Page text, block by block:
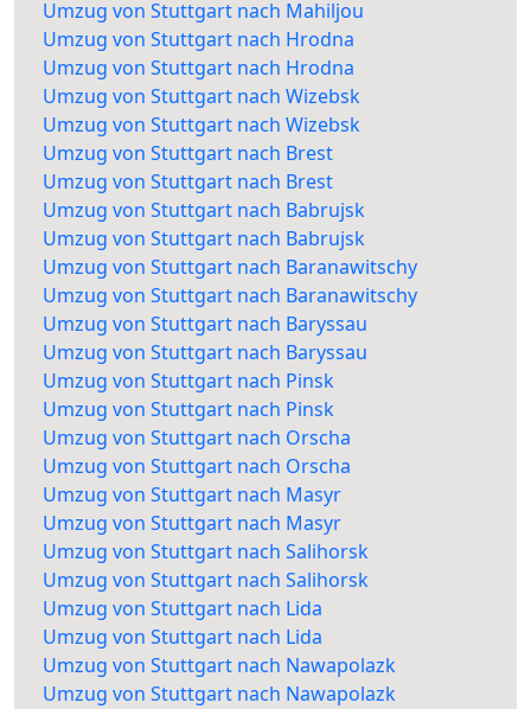
Umzug von Stuttgart nach Mahiljou
Umzug von Stuttgart nach Hrodna
Umzug von Stuttgart nach Hrodna
Umzug von Stuttgart nach Wizebsk
Umzug von Stuttgart nach Wizebsk
Umzug von Stuttgart nach Brest
Umzug von Stuttgart nach Brest
Umzug von Stuttgart nach Babrujsk
Umzug von Stuttgart nach Babrujsk
Umzug von Stuttgart nach Baranawitschy
Umzug von Stuttgart nach Baranawitschy
Umzug von Stuttgart nach Baryssau
Umzug von Stuttgart nach Baryssau
Umzug von Stuttgart nach Pinsk
Umzug von Stuttgart nach Pinsk
Umzug von Stuttgart nach Orscha
Umzug von Stuttgart nach Orscha
Umzug von Stuttgart nach Masyr
Umzug von Stuttgart nach Masyr
Umzug von Stuttgart nach Salihorsk
Umzug von Stuttgart nach Salihorsk
Umzug von Stuttgart nach Lida
Umzug von Stuttgart nach Lida
Umzug von Stuttgart nach Nawapolazk
Umzug von Stuttgart nach Nawapolazk